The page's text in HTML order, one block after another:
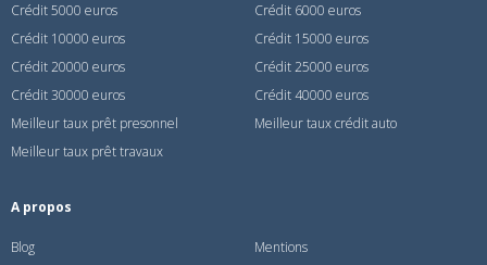
Crédit 5000 euros
Crédit 6000 euros
Crédit 10000 euros
Crédit 15000 euros
Crédit 20000 euros
Crédit 25000 euros
Crédit 30000 euros
Crédit 40000 euros
Meilleur taux prêt presonnel
Meilleur taux crédit auto
Meilleur taux prêt travaux
A propos
Blog Mentions